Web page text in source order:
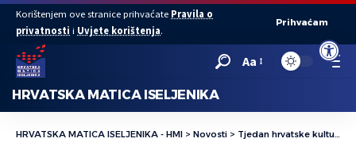
Open
Korištenjem ove stranice prihvaćate Pravila o
privatnosti i Uvjete korištenja.
Prihvaćam
Aa
HRVATSKA MATICA ISELJENIKA
HRVATSKA MATICA ISELJENIKA - HMI > Novosti > Tjedan hrvatske kulture u Pikardiji